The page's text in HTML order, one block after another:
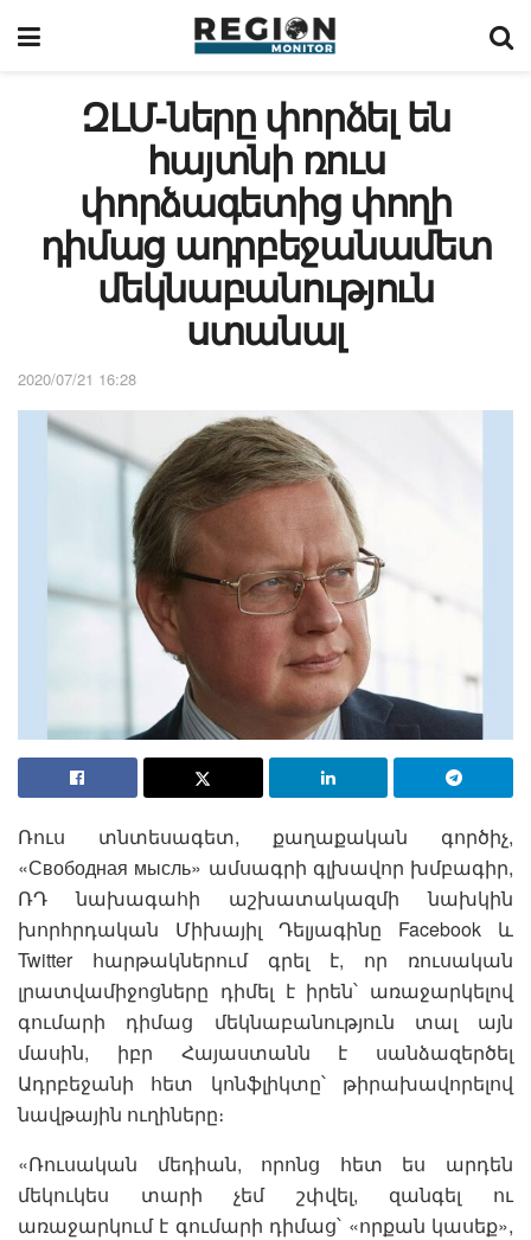
ԶԼՄ-ները փորձել են
հայտնի ռուս
փորձագետից փողի
դիմաց ադրբեջանամետ
մեկնաբանություն
ստանալ
2020/07/21 16:28
Ռուս տնտեսագետ, քաղաքական գործիչ,
«Свободная мысль» ամսագրի գլխավոր խմբագիր,
ՌԴ նախագահի աշխատակազմի նախկին
խորհրդական Միխայիլ Դելյագինը Facebook և
Twitter հարթակներում գրել է, որ ռուսական
լրատվամիջոցները դիմել է իրեն՝ առաջարկելով
գումարի դիմաց մեկնաբանություն տալ այն
մասին, իբր Հայաստանն է սանձազերծել
Ադրբեջանի հետ կոնֆլիկտը՝ թիրախավորելով
նավթային ուղիները։
«Ռուսական մեդիան, որոնց հետ ես արդեն
մեկուկես տարի չեմ շփվել, զանգել ու
առաջարկում է գումարի դիմաց՝ «որքան կասեք»,